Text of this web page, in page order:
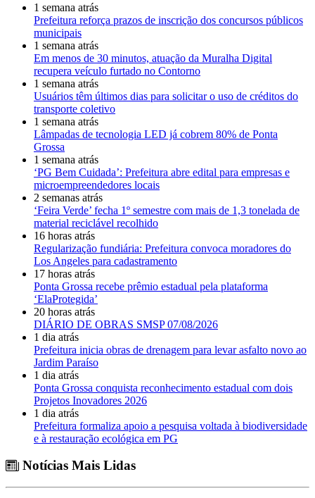
1 semana atrás
Prefeitura reforça prazos de inscrição dos concursos públicos
municipais
1 semana atrás
Em menos de 30 minutos, atuação da Muralha Digital
recupera veículo furtado no Contorno
1 semana atrás
Usuários têm últimos dias para solicitar o uso de créditos do
transporte coletivo
1 semana atrás
Lâmpadas de tecnologia LED já cobrem 80% de Ponta
Grossa
1 semana atrás
‘PG Bem Cuidada’: Prefeitura abre edital para empresas e
microempreendedores locais
2 semanas atrás
‘Feira Verde’ fecha 1º semestre com mais de 1,3 tonelada de
material reciclável recolhido
16 horas atrás
Regularização fundiária: Prefeitura convoca moradores do
Los Angeles para cadastramento
17 horas atrás
Ponta Grossa recebe prêmio estadual pela plataforma
‘ElaProtegida’
20 horas atrás
DIÁRIO DE OBRAS SMSP 07/08/2026
1 dia atrás
Prefeitura inicia obras de drenagem para levar asfalto novo ao
Jardim Paraíso
1 dia atrás
Ponta Grossa conquista reconhecimento estadual com dois
Projetos Inovadores 2026
1 dia atrás
Prefeitura formaliza apoio a pesquisa voltada à biodiversidade
e à restauração ecológica em PG
Notícias Mais Lidas